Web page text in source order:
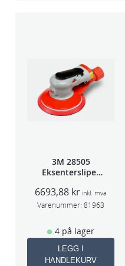
3M 28505
Eksentersliper
2,5mm slag
75mm
6693,88 kr inkl. mva
Varenummer: 81963
4 på lager
LEGG I
HANDLEKURV